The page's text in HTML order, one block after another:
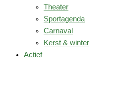
Theater
Sportagenda
Carnaval
Kerst & winter
Actief